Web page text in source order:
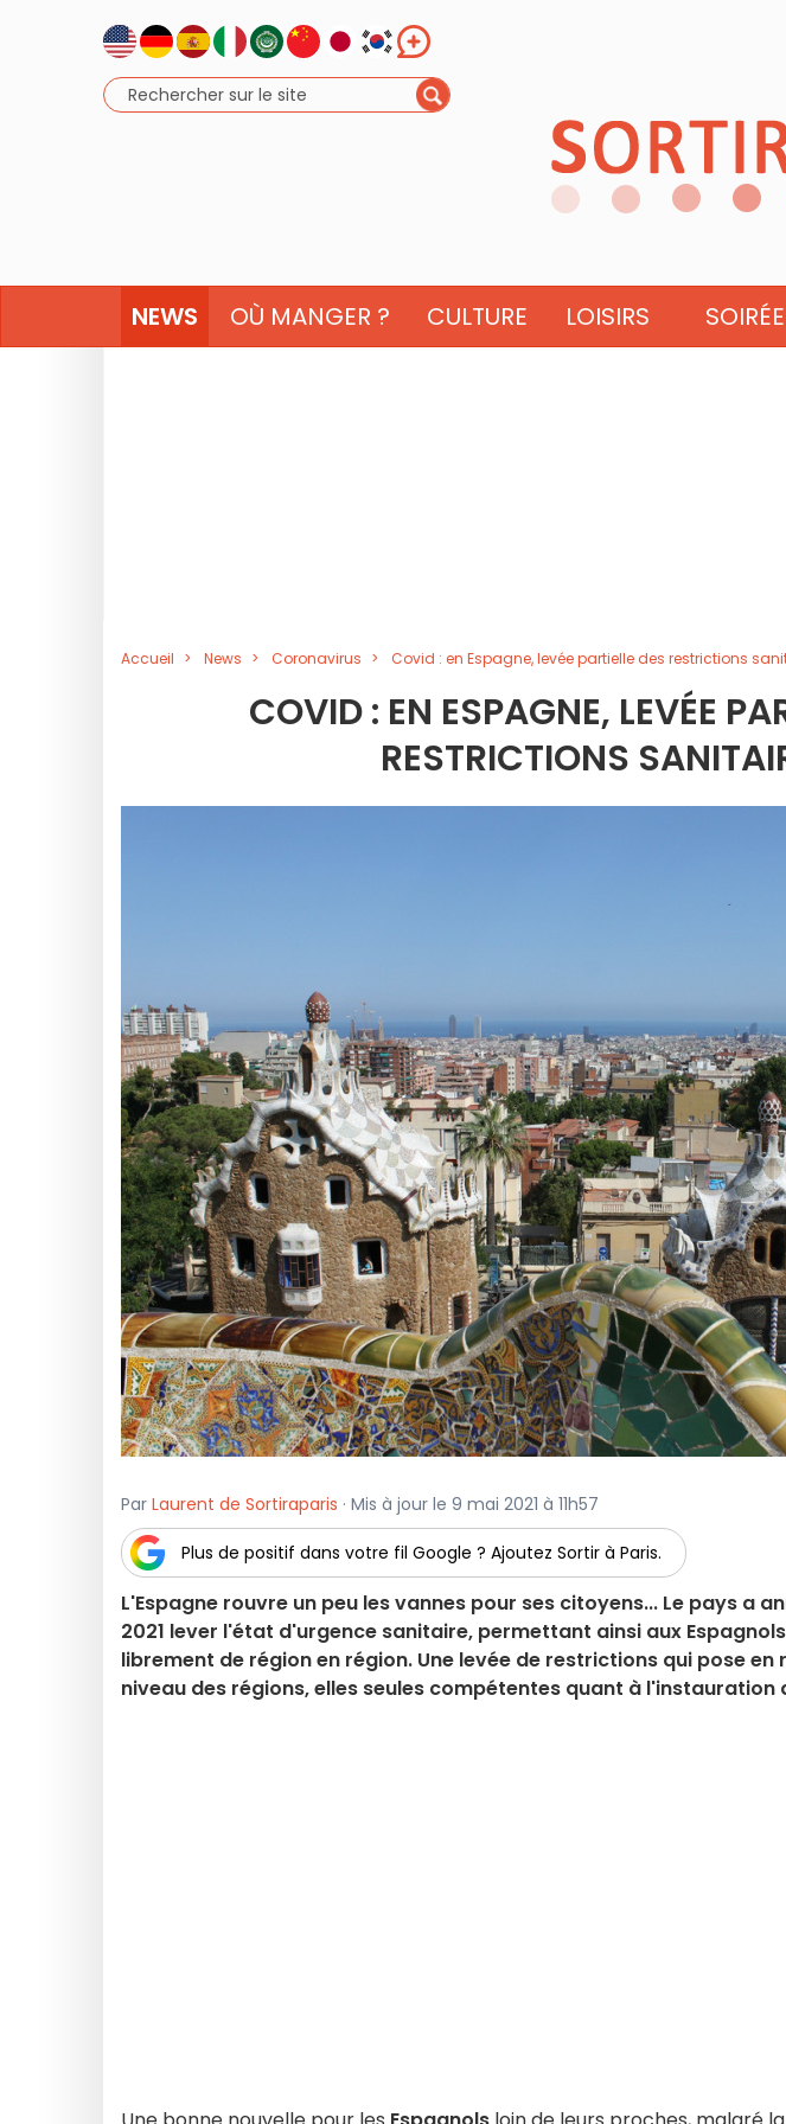
NEWS OÙ MANGER ? CULTURE LOISIRS
Accueil News Coronavirus Covid : en Espagne, levée partielle des restrictions
COVID : EN ESPAGNE, LEVÉE
RESTRICTIONS
Par Laurent de Sortiraparis · Mis à jour le 9 mai 2021 à 11h57
Plus de positif dans votre fil Google ? Ajoutez Sortir à Paris.
L'Espagne rouvre un peu les vannes pour ses citoyens... Le pays a
2021 lever l'état d'urgence sanitaire, permettant ainsi aux
librement de région en région. Une levée de restrictions qui pose
niveau des régions, elles seules compétentes quant à l'instauration